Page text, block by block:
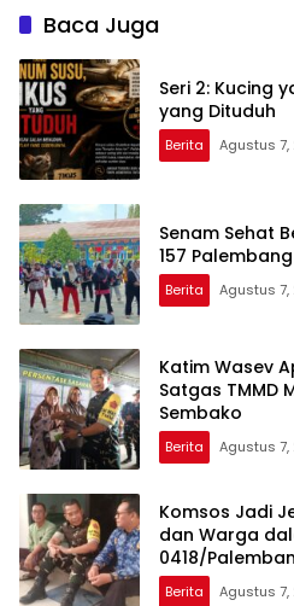
Baca Juga
Seri 2: Kucing
yang Dituduh
Berita Agustus 7,
Senam Sehat
157 Palembang
Berita Agustus 7,
Katim Wasev
Satgas TMMD
Sembako
Berita Agustus 7,
Komsos Jadi
dan Warga
0418/
Berita Agustus 7,